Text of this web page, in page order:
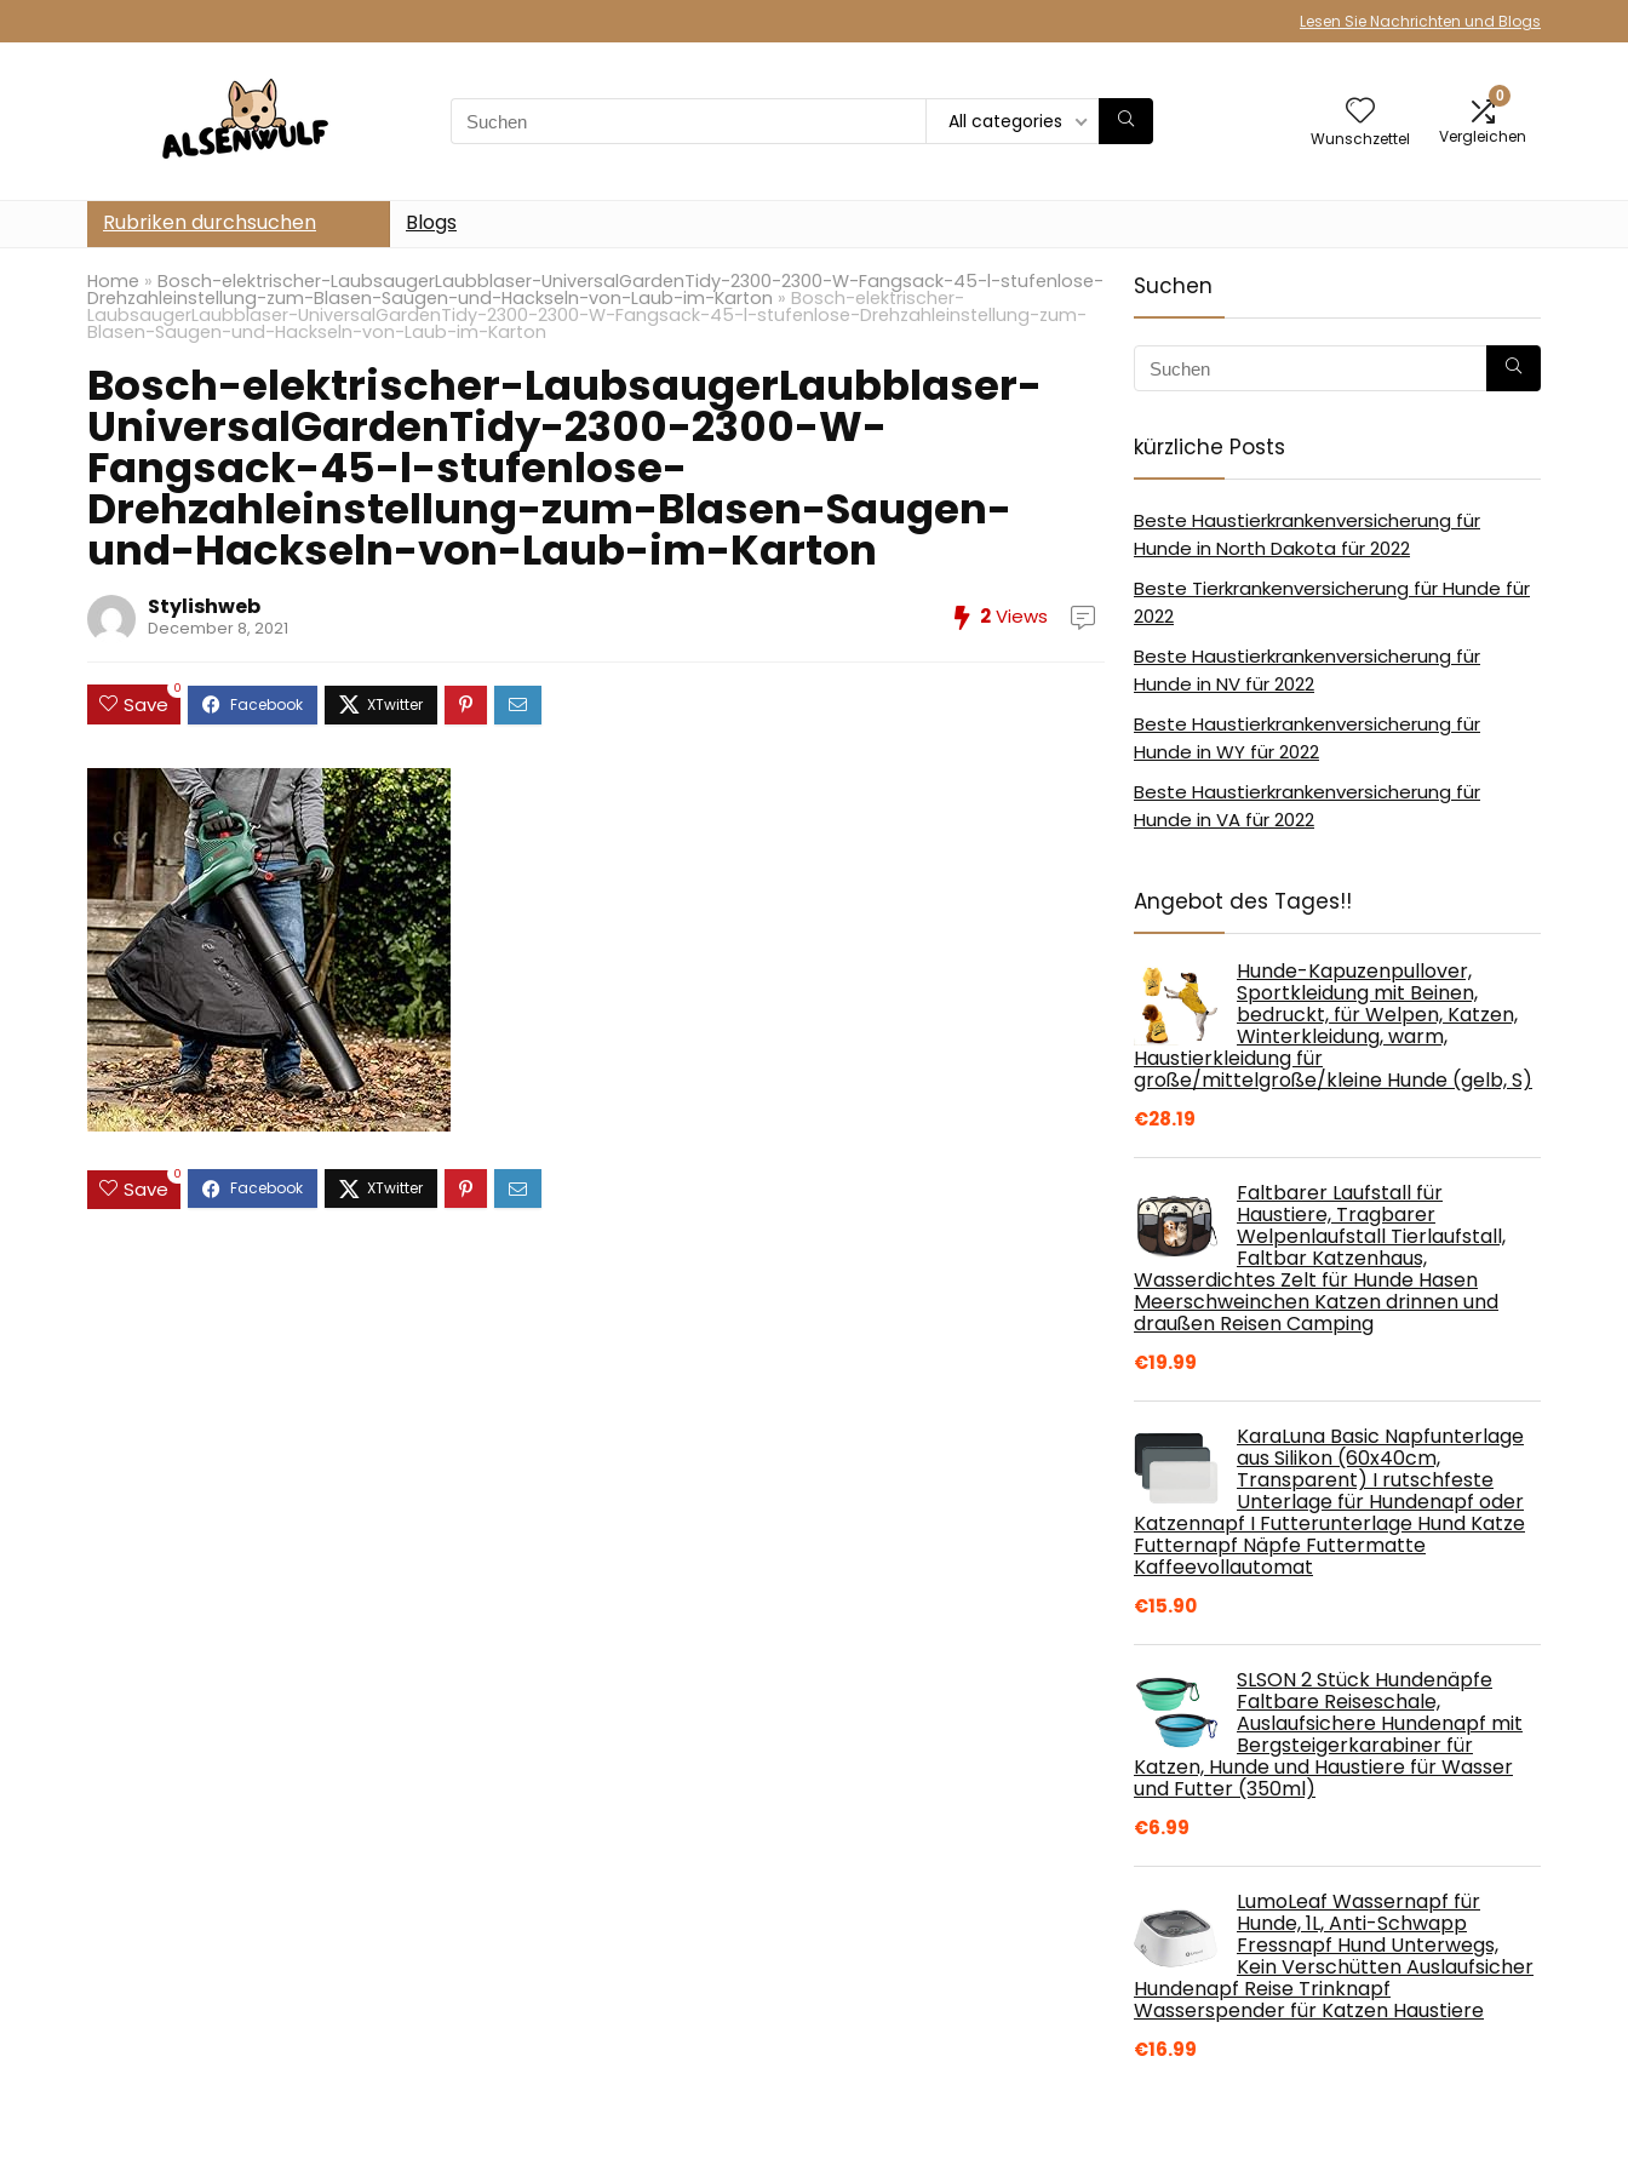
Lesen Sie Nachrichten und Blogs
Search
for:
All categories
Wunschzettel
0
Vergleichen
Rubriken durchsuchen Blogs
Home » Bosch-elektrischer-LaubsaugerLaubblaser-UniversalGardenTidy-2300-2300-W-Fangsack-45-l-stufenlose-
Drehzahleinstellung-zum-Blasen-Saugen-und-Hackseln-von-Laub-im-Karton » Bosch-elektrischer-
LaubsaugerLaubblaser-UniversalGardenTidy-2300-2300-W-Fangsack-45-l-stufenlose-Drehzahleinstellung-zum-
Blasen-Saugen-und-Hackseln-von-Laub-im-Karton
Bosch-elektrischer-LaubsaugerLaubblaser-
UniversalGardenTidy-2300-2300-W-
Fangsack-45-l-stufenlose-
Drehzahleinstellung-zum-Blasen-Saugen-
und-Hackseln-von-Laub-im-Karton
Stylishweb
December 8, 2021 2Views
Save
0
Save
0
Suchen
kürzliche Posts
Beste Haustierkrankenversicherung für
Hunde in North Dakota für 2022
Beste Tierkrankenversicherung für Hunde für
2022
Beste Haustierkrankenversicherung für
Hunde in NV für 2022
Beste Haustierkrankenversicherung für
Hunde in WY für 2022
Beste Haustierkrankenversicherung für
Hunde in VA für 2022
Angebot des Tages!!
Hunde-Kapuzenpullover,
Sportkleidung mit Beinen,
bedruckt, für Welpen, Katzen,
Winterkleidung, warm,
Haustierkleidung für
große/mittelgroße/kleine Hunde (gelb, S)
€28.19
Faltbarer Laufstall für
Haustiere, Tragbarer
Welpenlaufstall Tierlaufstall,
Faltbar Katzenhaus,
Wasserdichtes Zelt für Hunde Hasen
Meerschweinchen Katzen drinnen und
draußen Reisen Camping
€19.99
KaraLuna Basic Napfunterlage
aus Silikon (60x40cm,
Transparent) I rutschfeste
Unterlage für Hundenapf oder
Katzennapf I Futterunterlage Hund Katze
Futternapf Näpfe Futtermatte
Kaffeevollautomat
€15.90
SLSON 2 Stück Hundenäpfe
Faltbare Reiseschale,
Auslaufsichere Hundenapf mit
Bergsteigerkarabiner für
Katzen, Hunde und Haustiere für Wasser
und Futter (350ml)
€6.99
LumoLeaf Wassernapf für
Hunde, 1L, Anti-Schwapp
Fressnapf Hund Unterwegs,
Kein Verschütten Auslaufsicher
Hundenapf Reise Trinknapf
Wasserspender für Katzen Haustiere
€16.99